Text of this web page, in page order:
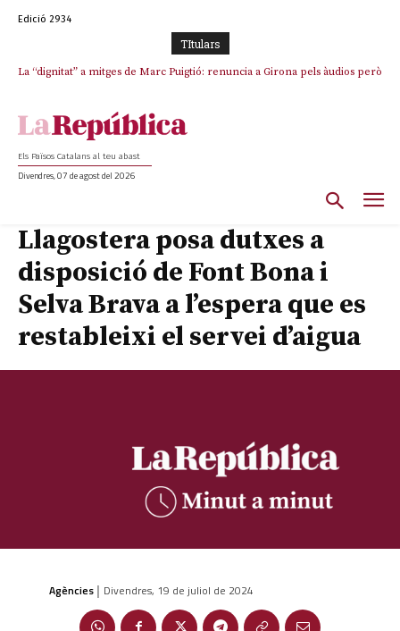
Edició 2934
TItulars
La “dignitat” a mitges de Marc Puigtió: renuncia a Girona pels àudios però
Junts exigeix que Catalunya quedi “fora” del repartiment dels menors
Els Països Catalans al teu abast
Divendres, 07 de agost del 2026
Llagostera posa dutxes a
disposició de Font Bona i
Selva Brava a l’espera que es
restableixi el servei d’aigua
Agències | Divendres, 19 de juliol de 2024